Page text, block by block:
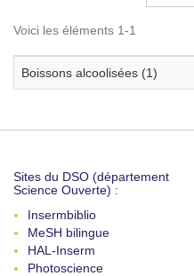
Voici les éléments 1-1
Boissons alcoolisées (1)
Sites du DSO (département
Science Ouverte) :
Insermbiblio
MeSH bilingue
HAL-Inserm
Photoscience